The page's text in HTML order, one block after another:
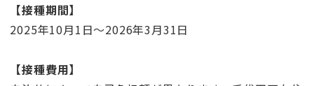
【接種期間】
2025年10月1日～2026年3月31日
【接種費用】